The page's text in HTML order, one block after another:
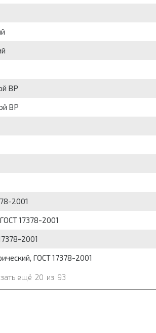
ВР
ВР
2001
17378-2001
2001
ГОСТ 17378-2001
ещё 20 из 93